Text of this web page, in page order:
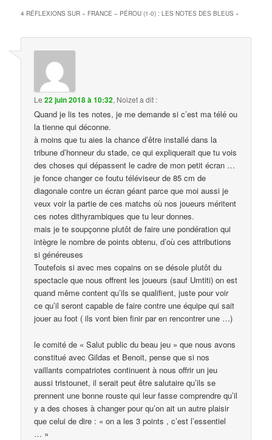
4 RÉFLEXIONS SUR « FRANCE – PÉROU (1-0) : LES NOTES DES BLEUS »
Le22 juin 2018 à 10:32, Noizeta dit :
Quand je lis tes notes, je me demande si c’est ma télé ou
la tienne qui déconne.
à moins que tu aies la chance d’être installé dans la
tribune d’honneur du stade, ce qui expliquerait que tu vois
des choses qui dépassent le cadre de mon petit écran …
je fonce changer ce foutu téléviseur de 85 cm de
diagonale contre un écran géant parce que moi aussi je
veux voir la partie de ces matchs où nos joueurs méritent
ces notes dithyrambiques que tu leur donnes.
mais je te soupçonne plutôt de faire une pondération qui
intègre le nombre de points obtenu, d’où ces attributions
si généreuses
Toutefois si avec mes copains on se désole plutôt du
spectacle que nous offrent les joueurs (sauf Umtiti) on est
quand même content qu’ils se qualifient, juste pour voir
ce qu’il seront capable de faire contre une équipe qui sait
jouer au foot ( ils vont bien finir par en rencontrer une …)
le comité de « Salut public du beau jeu » que nous avons
constitué avec Gildas et Benoit, pense que si nos
vaillants compatriotes continuent à nous offrir un jeu
aussi tristounet, il serait peut être salutaire qu’ils se
prennent une bonne rouste qui leur fasse comprendre qu’il
y a des choses à changer pour qu’on ait un autre plaisir
que celui de dire : « on a les 3 points , c’est l’essentiel
… »